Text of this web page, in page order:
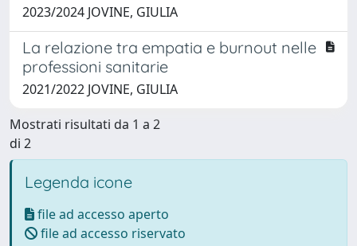
2023/2024 JOVINE, GIULIA
La relazione tra empatia e burnout nelle
professioni sanitarie
2021/2022 JOVINE, GIULIA
Mostrati risultati da 1 a 2
di 2
Legenda icone
file ad accesso aperto
file ad accesso riservato